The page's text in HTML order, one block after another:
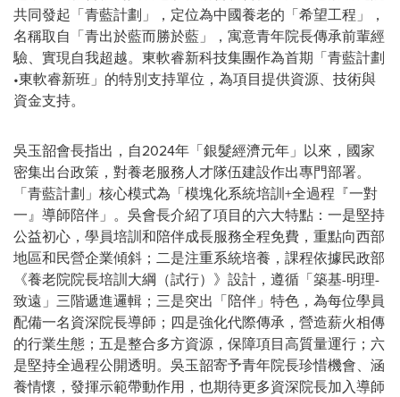
共同發起「青藍計劃」，定位為中國養老的「希望工程」，
名稱取自「青出於藍而勝於藍」，寓意青年院長傳承前輩經
驗、實現自我超越。東軟睿新科技集團作為首期「青藍計劃
•東軟睿新班」的特別支持單位，為項目提供資源、技術與
資金支持。
吳玉韶會長指出，自2024年「銀髮經濟元年」以來，國家
密集出台政策，對養老服務人才隊伍建設作出專門部署。
「青藍計劃」核心模式為「模塊化系統培訓+全過程『一對
一』導師陪伴」。吳會長介紹了項目的六大特點：一是堅持
公益初心，學員培訓和陪伴成長服務全程免費，重點向西部
地區和民營企業傾斜；二是注重系統培養，課程依據民政部
《養老院院長培訓大綱（試行）》設計，遵循「築基-明理-
致遠」三階遞進邏輯；三是突出「陪伴」特色，為每位學員
配備一名資深院長導師；四是強化代際傳承，營造薪火相傳
的行業生態；五是整合多方資源，保障項目高質量運行；六
是堅持全過程公開透明。吳玉韶寄予青年院長珍惜機會、涵
養情懷，發揮示範帶動作用，也期待更多資深院長加入導師